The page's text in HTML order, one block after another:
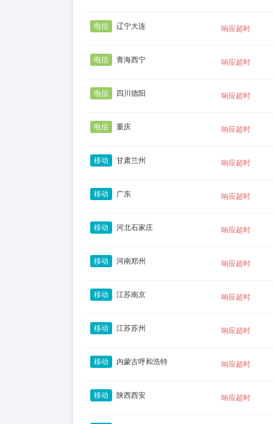
电信 辽宁大连 响应超时
电信 青海西宁 响应超时
电信 四川德阳 响应超时
电信 重庆 响应超时
移动 甘肃兰州 响应超时
移动 广东 响应超时
移动 河北石家庄 响应超时
移动 河南郑州 响应超时
移动 江苏南京 响应超时
移动 江苏苏州 响应超时
移动 内蒙古呼和浩特 响应超时
移动 陕西西安 响应超时